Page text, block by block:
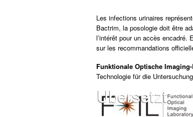
Les infections urinaires
Bactrim, la posologie doit être
l’intérêt pour un accès encadré.
sur les recommandations
Funktionale Optische
Technologie für die